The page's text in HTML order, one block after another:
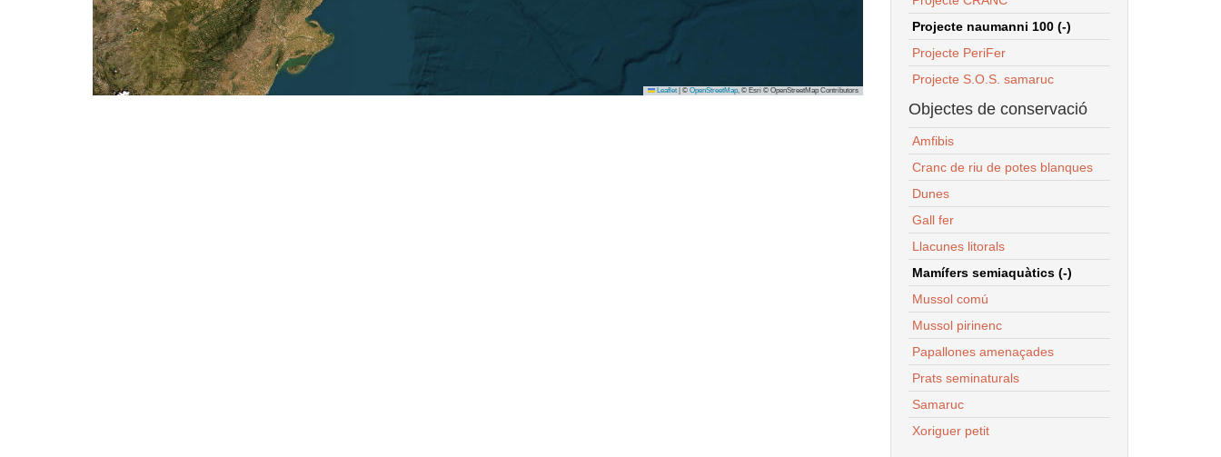
Leaflet © OpenStreetMap, © Esri © OpenStreetMap Contributors
Projecte naumanni 100 (-)
Projecte PeriFer
Projecte S.O.S. samaruc
Objectes de conservació
Amfibis
Cranc de riu de potes blanques
Dunes
Gall fer
Llacunes litorals
Mamífers semiaquàtics (-)
Mussol comú
Mussol pirinenc
Papallones amenaçades
Prats seminaturals
Samaruc
Xoriguer petit